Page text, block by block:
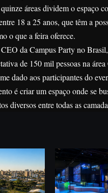
áreas dividem o espaço
18 a 25 anos, que têm a
o que a feira oferece.
da Campus Party no
de 150 mil pessoas na
dado aos participantes do
é criar um espaço onde se
diversos entre todas as